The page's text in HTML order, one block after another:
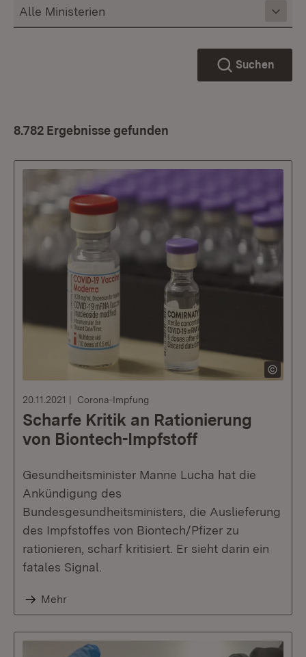
Suchen
8.782 Ergebnisse gefunden
20.11.2021 Corona-Impfung
Scharfe Kritik an Rationierung
von Biontech-Impfstoff
Gesundheitsminister Manne Lucha hat die
Ankündigung des
Bundesgesundheitsministers, die Auslieferung
des Impfstoffes von Biontech/Pfizer zu
rationieren, scharf kritisiert. Er sieht darin ein
fatales Signal.
Mehr